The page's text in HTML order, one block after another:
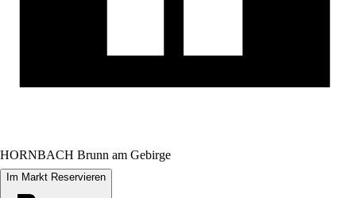
HORNBACH Brunn am Gebirge
Im Markt Reservieren